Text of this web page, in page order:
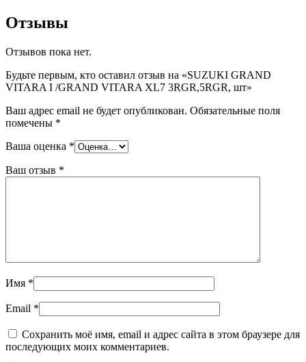
VITARA
I
VITARA
3RGR,5RGR,
шт
Отзывы
Отзывов пока нет.
Будьте первым, кто оставил отзыв на «SUZUKI GRAND
VITARA I /GRAND VITARA XL7 3RGR,5RGR, шт»
Ваш адрес email не будет опубликован. Обязательные поля
помечены *
Ваша оценка *
Ваш отзыв *
Имя *
Email *
Сохранить моё имя, email и адрес сайта в этом браузере для
последующих моих комментариев.